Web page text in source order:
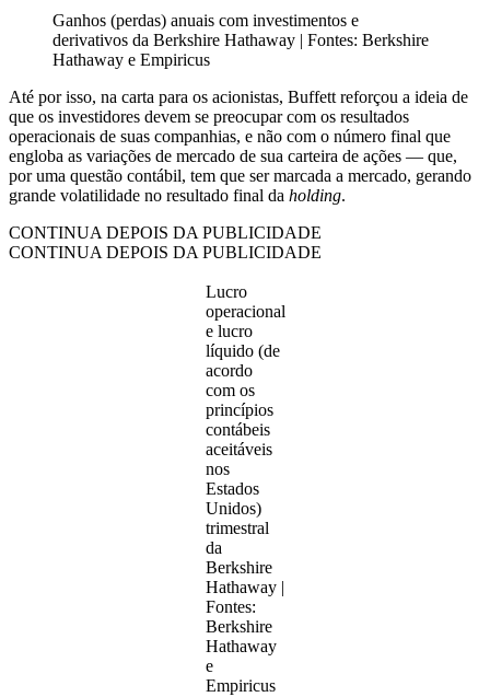
Ganhos (perdas) anuais com investimentos e
derivativos da Berkshire Hathaway | Fontes: Berkshire
Hathaway e Empiricus
Até por isso, na carta para os acionistas, Buffett reforçou a ideia de
que os investidores devem se preocupar com os resultados
operacionais de suas companhias, e não com o número final que
engloba as variações de mercado de sua carteira de ações — que,
por uma questão contábil, tem que ser marcada a mercado, gerando
grande volatilidade no resultado final da holding.
CONTINUA DEPOIS DA PUBLICIDADE
CONTINUA DEPOIS DA PUBLICIDADE
Lucro
operacional
e lucro
líquido (de
acordo
com os
princípios
contábeis
aceitáveis
nos
Estados
Unidos)
trimestral
da
Berkshire
Hathaway |
Fontes:
Berkshire
Hathaway
e
Empiricus